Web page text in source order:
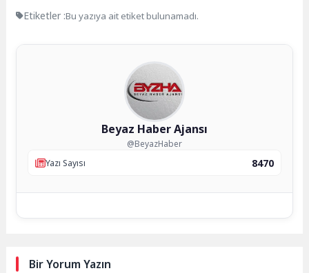
Etiketler :Bu yazıya ait etiket bulunamadı.
Beyaz Haber Ajansı
@BeyazHaber
Yazı Sayısı
8470
Bir Yorum Yazın